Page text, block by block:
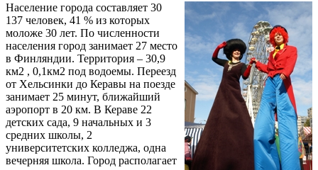
Население города составляет 30
137 человек, 41 % из которых
моложе 30 лет. По численности
населения город занимает 27 место
в Финляндии. Территория – 30,9
км2 , 0,1км2 под водоемы. Переезд
от Хельсинки до Керавы на поезде
занимает 25 минут, ближайший
аэропорт в 20 км. В Кераве 22
детских сада, 9 начальных и 3
средних школы, 2
университетских колледжа, одна
вечерняя школа. Город располагает